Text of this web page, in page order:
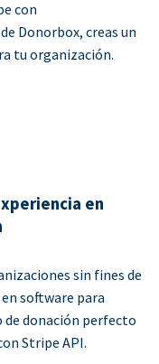
con
Donorbox, creas un
tu organización.
en
sin fines de
software para
donación perfecto
Stripe API.